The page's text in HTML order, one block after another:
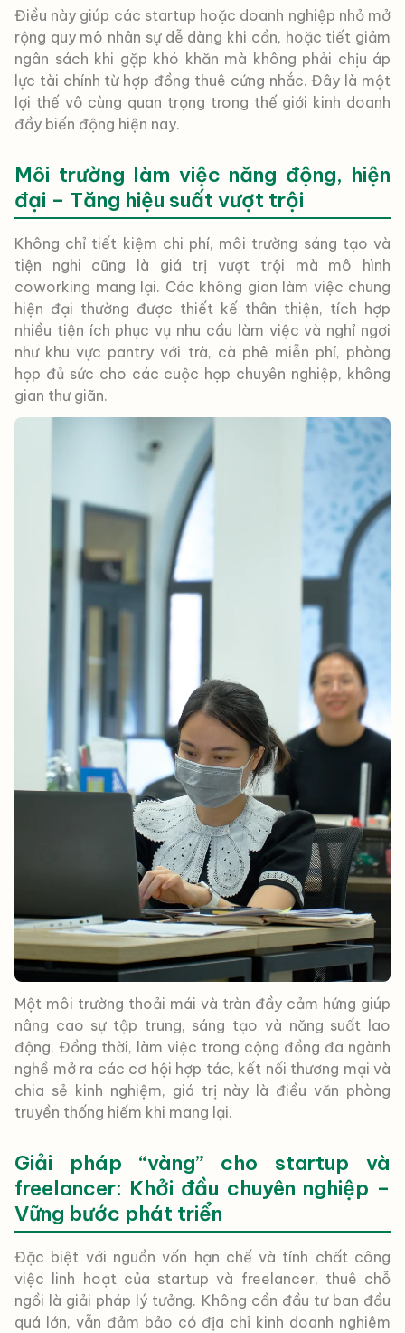
Điều này giúp các startup hoặc doanh nghiệp nhỏ mở
rộng quy mô nhân sự dễ dàng khi cần, hoặc tiết giảm
ngân sách khi gặp khó khăn mà không phải chịu áp
lực tài chính từ hợp đồng thuê cứng nhắc. Đây là một
lợi thế vô cùng quan trọng trong thế giới kinh doanh
đầy biến động hiện nay.
Môi trường làm việc năng động, hiện
đại – Tăng hiệu suất vượt trội
Không chỉ tiết kiệm chi phí, môi trường sáng tạo và
tiện nghi cũng là giá trị vượt trội mà mô hình
coworking mang lại. Các không gian làm việc chung
hiện đại thường được thiết kế thân thiện, tích hợp
nhiều tiện ích phục vụ nhu cầu làm việc và nghỉ ngơi
như khu vực pantry với trà, cà phê miễn phí, phòng
họp đủ sức cho các cuộc họp chuyên nghiệp, không
gian thư giãn.
Một môi trường thoải mái và tràn đầy cảm hứng giúp
nâng cao sự tập trung, sáng tạo và năng suất lao
động. Đồng thời, làm việc trong cộng đồng đa ngành
nghề mở ra các cơ hội hợp tác, kết nối thương mại và
chia sẻ kinh nghiệm, giá trị này là điều văn phòng
truyền thống hiếm khi mang lại.
Giải pháp “vàng” cho startup và
freelancer: Khởi đầu chuyên nghiệp –
Vững bước phát triển
Đặc biệt với nguồn vốn hạn chế và tính chất công
việc linh hoạt của startup và freelancer, thuê chỗ
ngồi là giải pháp lý tưởng. Không cần đầu tư ban đầu
quá lớn, vẫn đảm bảo có địa chỉ kinh doanh nghiêm